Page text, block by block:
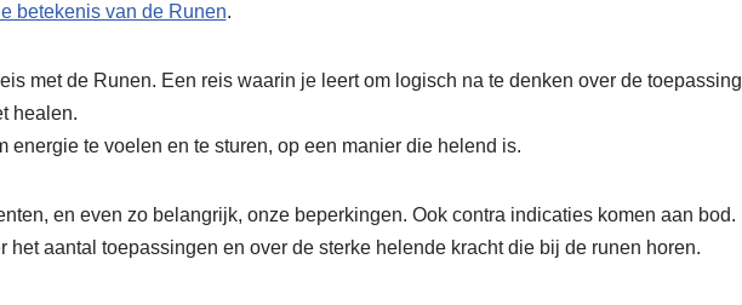
betekenis van de Runen.
met de Runen. Een reis waarin je leert om logisch na te denken over de toepassing
healen.
energie te voelen en te sturen, op een manier die helend is.
en even zo belangrijk, onze beperkingen. Ook contra indicaties komen aan bod.
het aantal toepassingen en over de sterke helende kracht die bij de runen horen.